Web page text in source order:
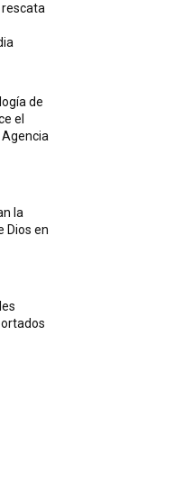
rescata
de
el
la
Dios en